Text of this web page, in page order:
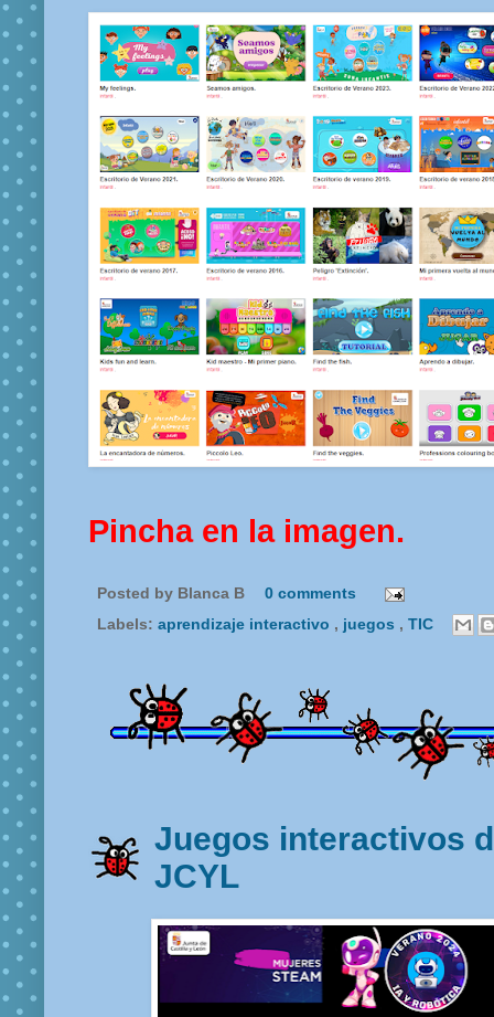
Pincha en la imagen.
Posted by Blanca B
0 comments
Labels: aprendizaje interactivo , juegos , TIC
Juegos interactivos
JCYL